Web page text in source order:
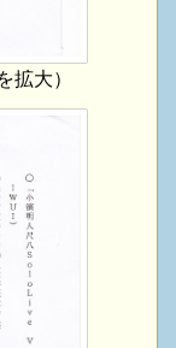
拡大）